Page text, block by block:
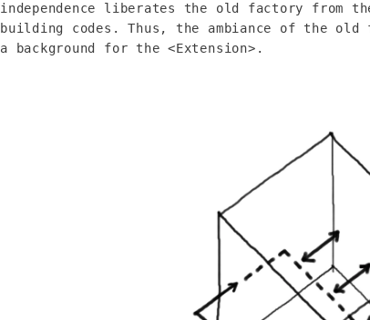
independence liberates the old factory from
building codes. Thus, the ambiance of the old
a background for the <Extension>.